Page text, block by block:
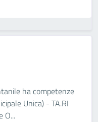
ha competenze
Unica) - TA.RI
O...